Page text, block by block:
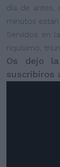
día de antes,
minutos
Servidos en
riquísimo,
Os dejo
suscribiros